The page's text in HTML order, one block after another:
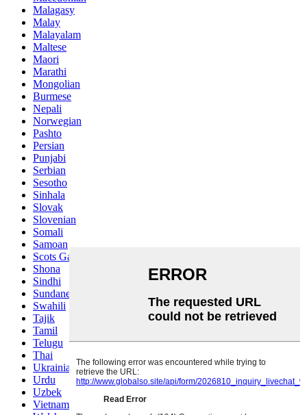
Malagasy
Malay
Malayalam
Maltese
Maori
Marathi
Mongolian
Burmese
Nepali
Norwegian
Pashto
Persian
Punjabi
Serbian
Sesotho
Sinhala
Slovak
Slovenian
Somali
Samoan
Scots Gaelic
Shona
Sindhi
Sundanese
Swahili
Tajik
Tamil
Telugu
Thai
Ukrainian
Urdu
Uzbek
Vietnamese